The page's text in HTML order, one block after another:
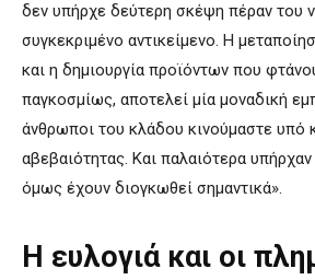
δεν υπήρχε δεύτερη σκέψη πέραν του
συγκεκριμένο αντικείμενο. Η
και η δημιουργία προϊόντων που
παγκοσμίως, αποτελεί μία μοναδική
άνθρωποι του κλάδου κινούμαστε υπό
αβεβαιότητας. Και παλαιότερα
όμως έχουν διογκωθεί σημαντικά».
Η ευλογιά και οι